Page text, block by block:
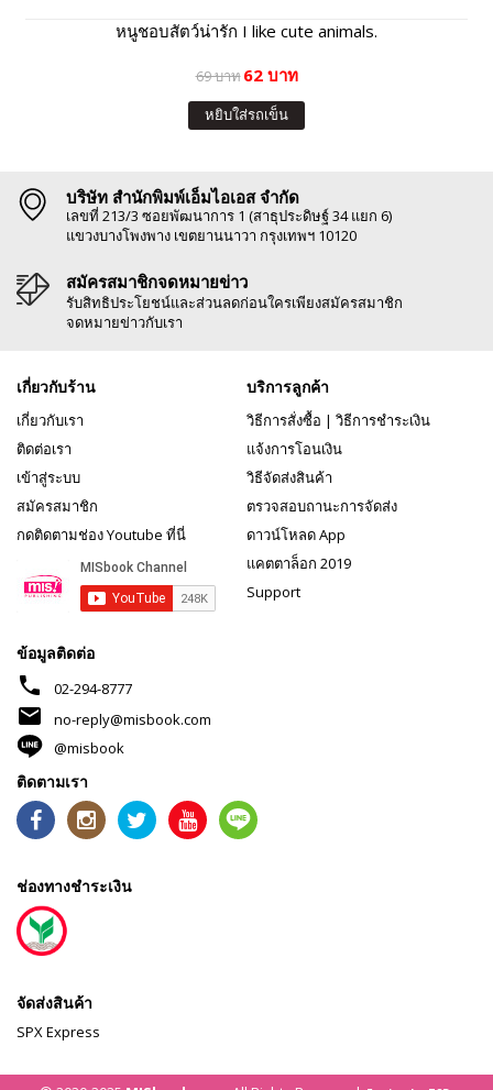
หนูชอบสัตว์น่ารัก I like cute animals.
69 บาท62 บาท
หยิบใส่รถเข็น
บริษัท สำนักพิมพ์เอ็มไอเอส จำกัด
เลขที่ 213/3 ซอยพัฒนาการ 1 (สาธุประดิษฐ์ 34 แยก 6)
แขวงบางโพงพาง เขตยานนาวา กรุงเทพฯ 10120
สมัครสมาชิกจดหมายข่าว
รับสิทธิประโยชน์และส่วนลดก่อนใครเพียงสมัครสมาชิก
จดหมายข่าวกับเรา
เกี่ยวกับร้าน
เกี่ยวกับเรา
ติดต่อเรา
เข้าสู่ระบบ
สมัครสมาชิก
กดติดตามช่อง Youtube ที่นี่
บริการลูกค้า
วิธีการสั่งซื้อ | วิธีการชำระเงิน
แจ้งการโอนเงิน
วิธีจัดส่งสินค้า
ตรวจสอบถานะการจัดส่ง
ดาวน์โหลด App
แคตตาล็อก 2019
Support
ข้อมูลติดต่อ
phone 02-294-8777
mail
no-reply@misbook.com
@misbook
ติดตามเรา
ช่องทางชำระเงิน
จัดส่งสินค้า
SPX Express